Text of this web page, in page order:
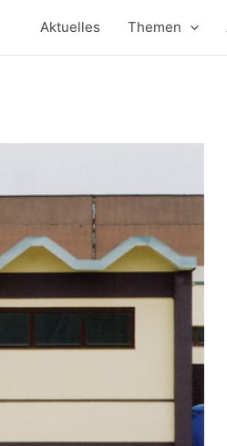
Aktuelles Themen